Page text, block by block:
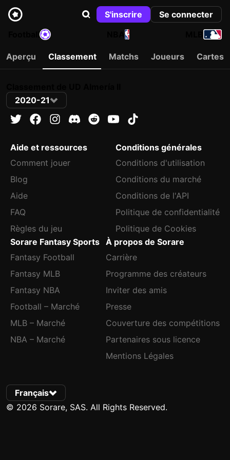
S'inscrire
Se connecter
NBA
Aperçu Classement Matchs Joueurs Cartes
2020-21
Aide et ressources
Comment jouer
Blog
Aide
FAQ
Règles du jeu
Conditions générales
Conditions d'utilisation
Conditions du marché
Conditions de l'API
Politique de confidentialité
Politique de Cookies
Sorare Fantasy Sports
Fantasy Football
Fantasy MLB
Fantasy NBA
Football – Marché
MLB – Marché
NBA – Marché
À propos de Sorare
Carrière
Programme des créateurs
Inviter des amis
Presse
Couverture des compétitions
Partenaires sous licence
Mentions Légales
Français
© 2026 Sorare, SAS. All Rights Reserved.